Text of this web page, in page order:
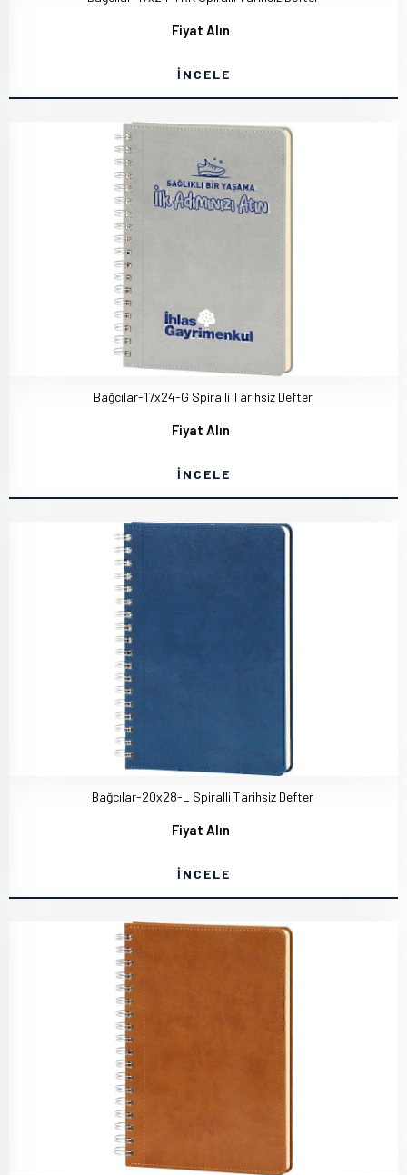
Fiyat Alın
İNCELE
Bağcılar-17x24-G Spiralli Tarihsiz Defter
Fiyat Alın
İNCELE
Bağcılar-20x28-L Spiralli Tarihsiz Defter
Fiyat Alın
İNCELE